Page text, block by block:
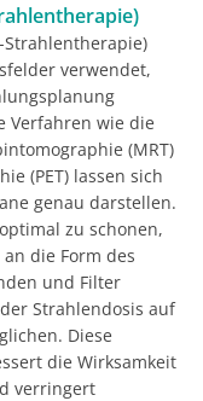
verwendet,
Verfahren wie die
(MRT)
(PET) lassen sich
genau darstellen.
zu schonen,
die Form des
und Filter
Strahlendosis auf
Diese
die Wirksamkeit
verringert